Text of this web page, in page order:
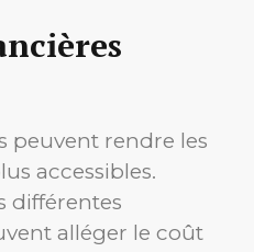
peuvent rendre les
accessibles.
différentes
alléger le coût